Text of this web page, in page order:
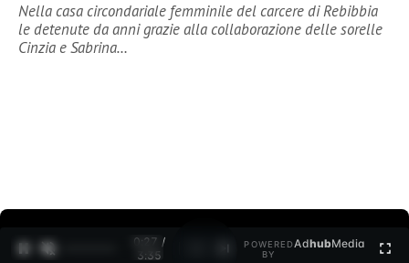
Nella casa circondariale femminile del carcere di Rebibbia
le detenute da anni grazie alla collaborazione delle sorelle
Cinzia e Sabrina…
0:28 /
3:35
POWERED
BY
AdhubMedia